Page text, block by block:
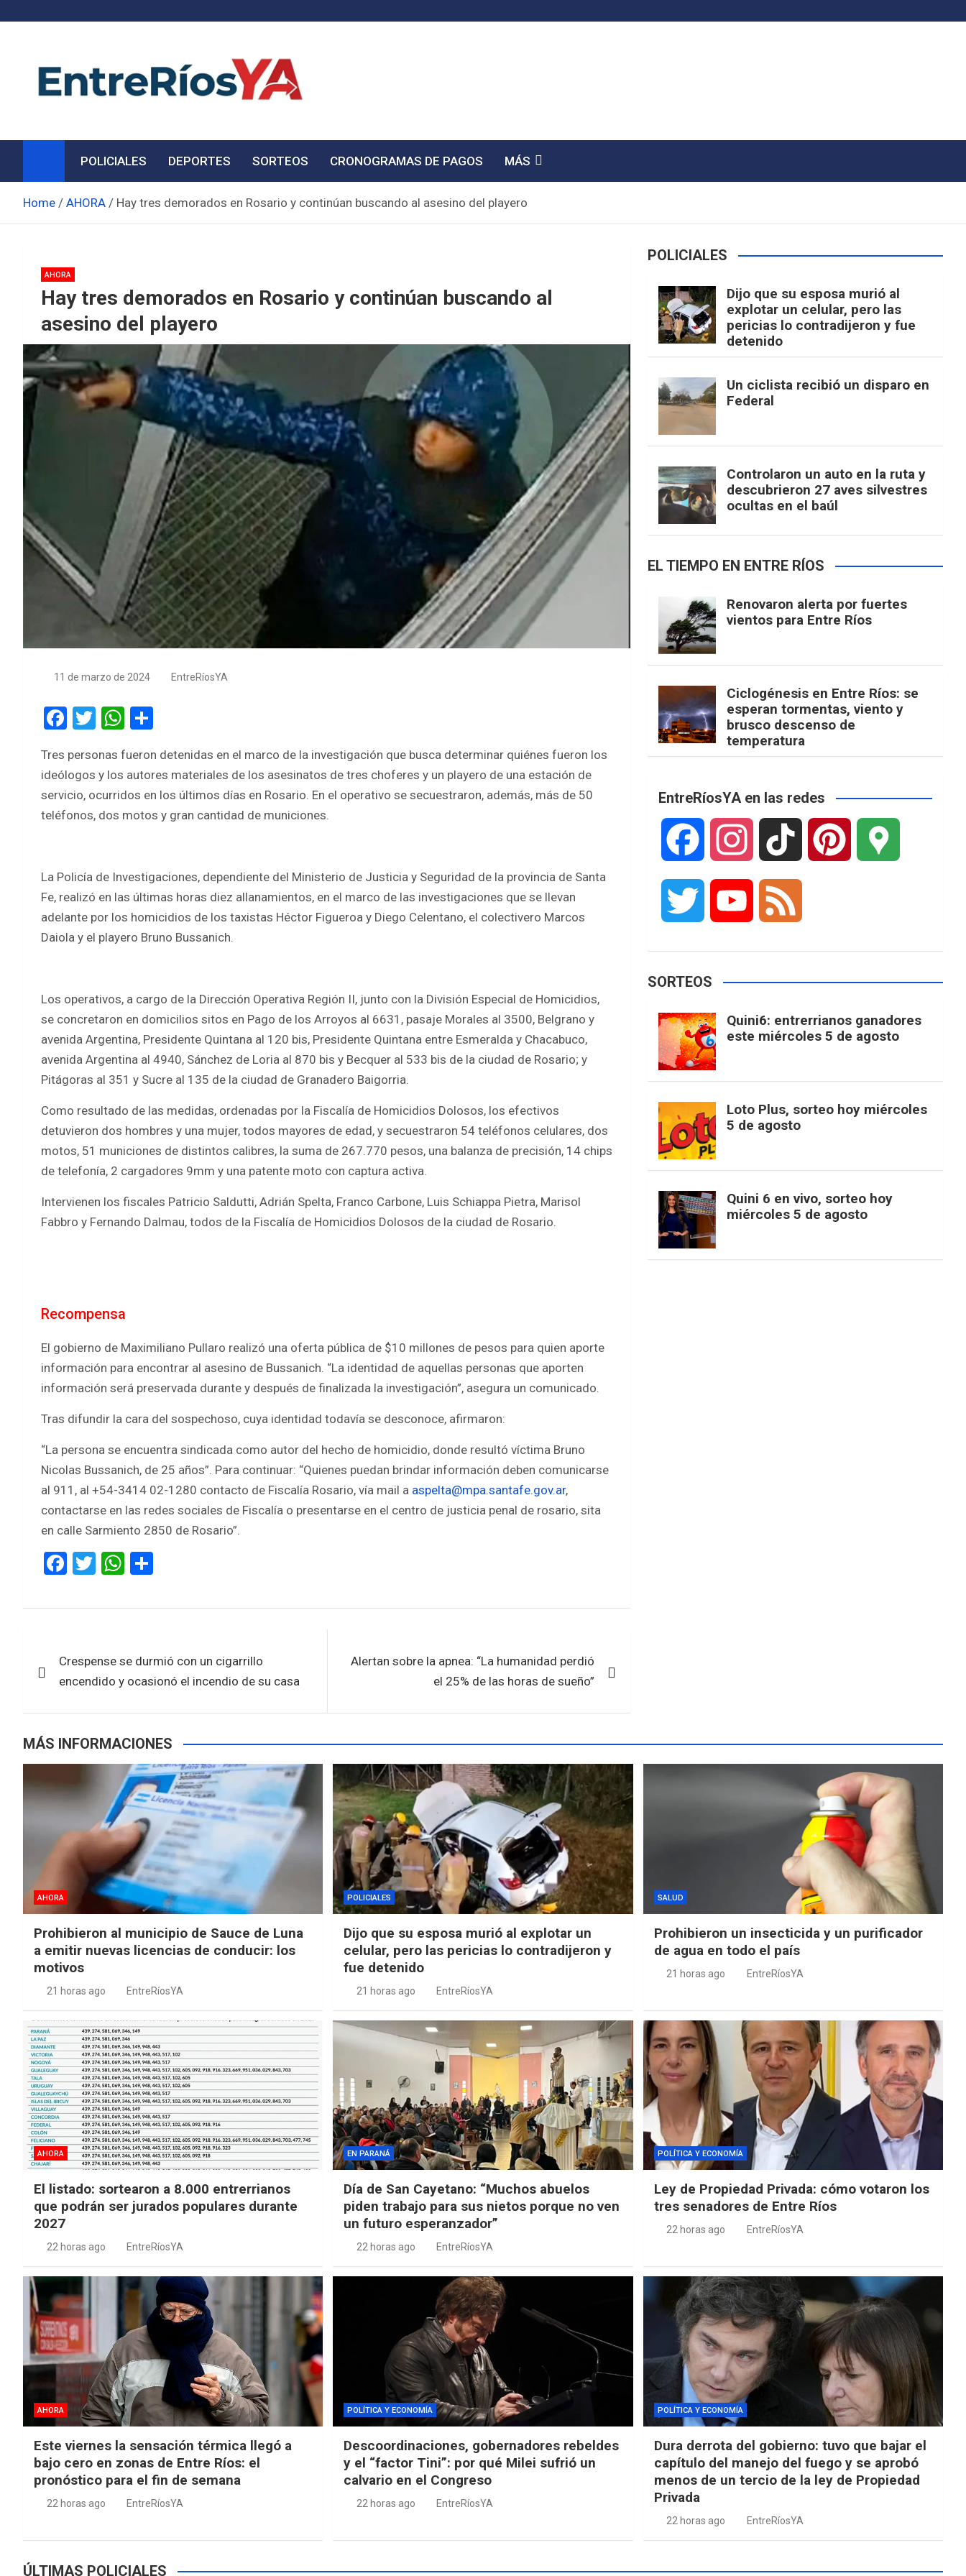
Noticias de Entre Ríos
POLICIALES DEPORTES SORTEOS CRONOGRAMAS DE PAGOS MÁS
Home AHORA Hay tres demorados en Rosario y continúan buscando al asesino del playero
AHORA
Hay tres demorados en Rosario y continúan buscando al
asesino del playero
11 de marzo de 2024 EntreRíosYA
F
ce
b
o
T
tt
er
W
at
s
A
ar
e
Tres personas fueron detenidas en el marco de la investigación que busca determinar quiénes fueron los
ideólogos y los autores materiales de los asesinatos de tres choferes y un playero de una estación de
servicio, ocurridos en los últimos días en Rosario. En el operativo se secuestraron, además, más de 50
teléfonos, dos motos y gran cantidad de municiones.
La Policía de Investigaciones, dependiente del Ministerio de Justicia y Seguridad de la provincia de Santa
Fe, realizó en las últimas horas diez allanamientos, en el marco de las investigaciones que se llevan
adelante por los homicidios de los taxistas Héctor Figueroa y Diego Celentano, el colectivero Marcos
Daiola y el playero Bruno Bussanich.
Los operativos, a cargo de la Dirección Operativa Región II, junto con la División Especial de Homicidios,
se concretaron en domicilios sitos en Pago de los Arroyos al 6631, pasaje Morales al 3500, Belgrano y
avenida Argentina, Presidente Quintana al 120 bis, Presidente Quintana entre Esmeralda y Chacabuco,
avenida Argentina al 4940, Sánchez de Loria al 870 bis y Becquer al 533 bis de la ciudad de Rosario; y
Pitágoras al 351 y Sucre al 135 de la ciudad de Granadero Baigorria.
Como resultado de las medidas, ordenadas por la Fiscalía de Homicidios Dolosos, los efectivos
detuvieron dos hombres y una mujer, todos mayores de edad, y secuestraron 54 teléfonos celulares, dos
motos, 51 municiones de distintos calibres, la suma de 267.770 pesos, una balanza de precisión, 14 chips
de telefonía, 2 cargadores 9mm y una patente moto con captura activa.
Intervienen los fiscales Patricio Saldutti, Adrián Spelta, Franco Carbone, Luis Schiappa Pietra, Marisol
Fabbro y Fernando Dalmau, todos de la Fiscalía de Homicidios Dolosos de la ciudad de Rosario.
Recompensa
El gobierno de Maximiliano Pullaro realizó una oferta pública de $10 millones de pesos para quien aporte
información para encontrar al asesino de Bussanich. “La identidad de aquellas personas que aporten
información será preservada durante y después de finalizada la investigación”, asegura un comunicado.
Tras difundir la cara del sospechoso, cuya identidad todavía se desconoce, afirmaron:
“La persona se encuentra sindicada como autor del hecho de homicidio, donde resultó víctima Bruno
Nicolas Bussanich, de 25 años”. Para continuar: “Quienes puedan brindar información deben comunicarse
al 911, al +54-3414 02-1280 contacto de Fiscalía Rosario, vía mail a aspelta@mpa.santafe.gov.ar,
contactarse en las redes sociales de Fiscalía o presentarse en el centro de justicia penal de rosario, sita
en calle Sarmiento 2850 de Rosario”.
F
ce
o
o
T
tt
W
at
A
p
ar
de
Crespense se durmió con un cigarrillo
encendido y ocasionó el incendio de su casa
Alertan sobre la apnea: “La humanidad perdió
el 25% de las horas de sueño”
POLICIALES
Dijo que su esposa murió al
explotar un celular, pero las
pericias lo contradijeron y fue
detenido
Un ciclista recibió un disparo en
Federal
Controlaron un auto en la ruta y
descubrieron 27 aves silvestres
ocultas en el baúl
EL TIEMPO EN ENTRE RÍOS
Renovaron alerta por fuertes
vientos para Entre Ríos
Ciclogénesis en Entre Ríos: se
esperan tormentas, viento y
brusco descenso de
temperatura
EntreRíosYA en las redes
a
b
o
k
n
a
i
t
t
e
r
u
b
e
d
SORTEOS
Quini6: entrerrianos ganadores
este miércoles 5 de agosto
Loto Plus, sorteo hoy miércoles
5 de agosto
Quini 6 en vivo, sorteo hoy
miércoles 5 de agosto
MÁS INFORMACIONES
AHORA
Prohibieron al municipio de Sauce de Luna
a emitir nuevas licencias de conducir: los
motivos
21 horas ago EntreRíosYA
POLICIALES
Dijo que su esposa murió al explotar un
celular, pero las pericias lo contradijeron y
fue detenido
21 horas ago EntreRíosYA
SALUD
Prohibieron un insecticida y un purificador
de agua en todo el país
21 horas ago EntreRíosYA
AHORA
El listado: sortearon a 8.000 entrerrianos
que podrán ser jurados populares durante
2027
22 horas ago EntreRíosYA
EN PARANÁ
Día de San Cayetano: “Muchos abuelos
piden trabajo para sus nietos porque no ven
un futuro esperanzador”
22 horas ago EntreRíosYA
POLÍTICA Y ECONOMÍA
Ley de Propiedad Privada: cómo votaron los
tres senadores de Entre Ríos
22 horas ago EntreRíosYA
AHORA
Este viernes la sensación térmica llegó a
bajo cero en zonas de Entre Ríos: el
pronóstico para el fin de semana
22 horas ago EntreRíosYA
POLÍTICA Y ECONOMÍA
Descoordinaciones, gobernadores rebeldes
y el “factor Tini”: por qué Milei sufrió un
calvario en el Congreso
22 horas ago EntreRíosYA
POLÍTICA Y ECONOMÍA
Dura derrota del gobierno: tuvo que bajar el
capítulo del manejo del fuego y se aprobó
menos de un tercio de la ley de Propiedad
Privada
22 horas ago EntreRíosYA
ÚLTIMAS POLICIALES